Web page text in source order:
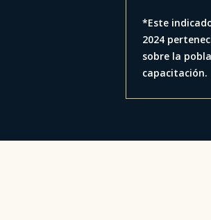
*Este
2024
sobre la
capacitación.